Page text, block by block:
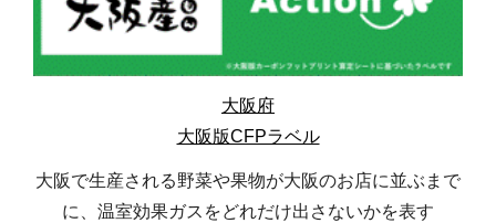
大阪府
大阪版CFPラベル
大阪で生産される野菜や果物が大阪のお店に並ぶまで
に、温室効果ガスをどれだけ出さないかを表す